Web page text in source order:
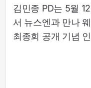
김민종 PD는 5월
서 뉴스엔과 만나
최종회 공개 기념